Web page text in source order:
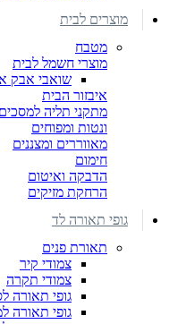
מוצרים לבית
מטבח
מוצרי חשמל לבית
שואבי אבק
איבזור הבית
מתקני תליה למסכים
ונטות ומפוחים
מאווררים ומצננים
חימום
הדבקה ואיטום
הרחקת מזיקים
גופי תאורה לד
תאורת פנים
צמודי קיר
צמודי תקרה
גופי תאורה
גופי תאורה